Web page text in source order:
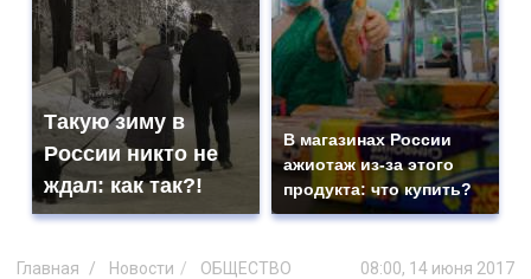
Такую зиму в
России никто не
ждал: как так?!
В магазинах России
ажиотаж из-за этого
продукта: что купить?
Главная Новости ОБЩЕСТВО 08:00, 14 июня 2017